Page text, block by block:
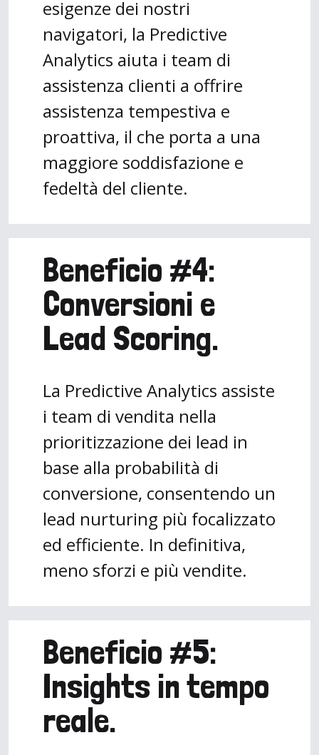
esigenze dei nostri
navigatori, la Predictive
Analytics aiuta i team di
assistenza clienti a offrire
assistenza tempestiva e
proattiva, il che porta a una
maggiore soddisfazione e
fedeltà del cliente.
Beneficio #4:
Conversioni e
Lead Scoring.
La Predictive Analytics assiste
i team di vendita nella
prioritizzazione dei lead in
base alla probabilità di
conversione, consentendo un
lead nurturing più focalizzato
ed efficiente. In definitiva,
meno sforzi e più vendite.
Beneficio #5:
Insights in tempo
reale.